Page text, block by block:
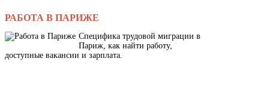
РАБОТА В ПАРИЖЕ
Специфика трудовой миграции в
Париж, как найти работу,
доступные вакансии и зарплата.